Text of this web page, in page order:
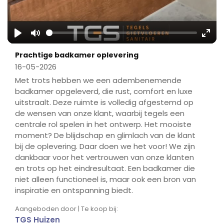
Play Mute
Prachtige badkamer oplevering
16-05-2026
Met trots hebben we een adembenemende
badkamer opgeleverd, die rust, comfort en luxe
uitstraalt. Deze ruimte is volledig afgestemd op
de wensen van onze klant, waarbij tegels een
centrale rol spelen in het ontwerp. Het mooiste
moment? De blijdschap en glimlach van de klant
bij de oplevering. Daar doen we het voor! We zijn
dankbaar voor het vertrouwen van onze klanten
en trots op het eindresultaat. Een badkamer die
niet alleen functioneel is, maar ook een bron van
inspiratie en ontspanning biedt.
Aangeboden door | Te koop bij:
TGS Huizen